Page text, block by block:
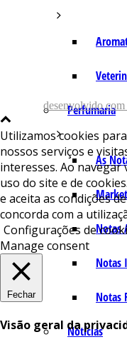
Perfumaria
As
Notas
Notas
Notas
Notícias
desenvolvido com
Utilizamos cookies
nossos serviços e
interesses. Ao navegar
uso do site e de
e aceita as condições
concorda com a
Configurações de
Manage consent
Fechar
Visão geral da